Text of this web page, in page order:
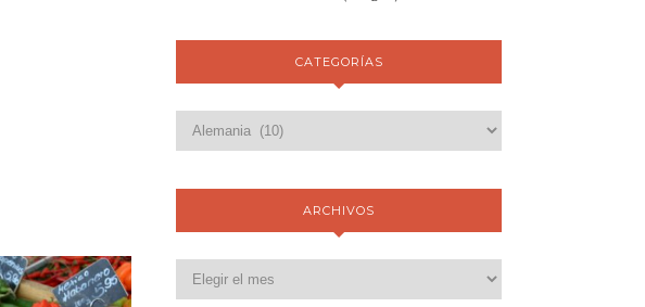
CATEGORÍAS
ARCHIVOS